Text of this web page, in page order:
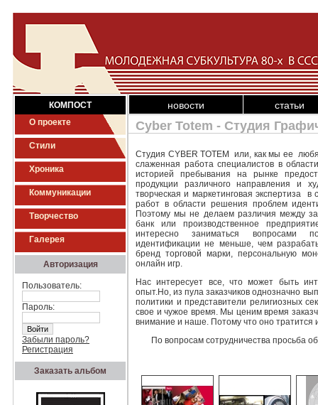
КОМПОСТ
О проекте
Стили
Хроника
Коммуникации
Творчество
Галерея
Авторизация
Пользователь:
Пароль:
Забыли пароль?
Регистрация
Заказать альбом
новости статьи
Cyber Totem - Студия
Студия CYBER TOTEM или, как мы ее
слаженная работа специалистов в
историей пребывания на рынке
продукции различного направления и
творческая и маркетинговая экспертиза
работ в области решения проблем
Поэтому мы не делаем различия между
банк или производственное
интересно заниматься вопросами
идентификации не меньше, чем
бренд торговой марки, персональную
онлайн игр.
Нас интересует все, что может быть
опыт.Но, из пула заказчиков однозначно
политики и представители религиозных
свое и чужое время. Мы ценим время
внимание и наше. Потому что оно тратится
По вопросам сотрудничества просьба